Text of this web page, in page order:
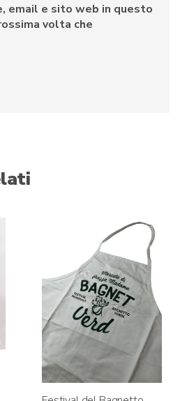
email e sito web in questo
volta che